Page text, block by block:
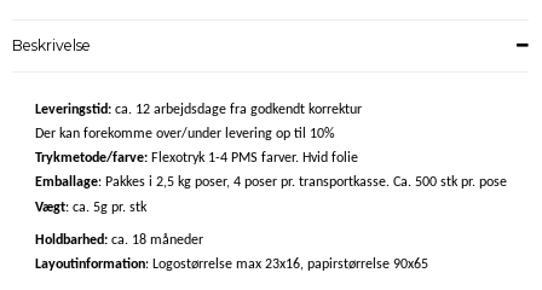
Beskrivelse
Leveringstid:ca. 12 arbejdsdage fra godkendt korrektur
Der kan forekomme over/under levering op til 10%
Trykmetode/farve: Flexotryk 1-4 PMS farver. Hvid folie
Emballage: Pakkes i 2,5 kg poser, 4 poser pr. transportkasse. Ca. 500 stk pr. pose
Vægt: ca. 5g pr. stk
Holdbarhed:ca. 18 måneder
Layoutinformation: Logostørrelse max 23x16, papirstørrelse 90x65